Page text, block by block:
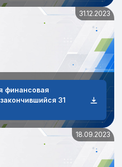
31.12.2023
финансовая
31
18.09.2023